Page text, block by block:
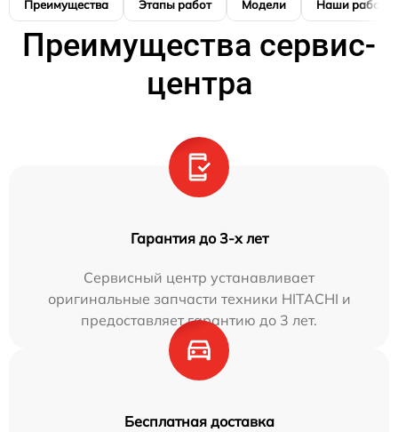
Преимущества Этапы работ Модели Наши работы
Преимущества сервис-
центра
Гарантия до 3-х лет
Сервисный центр устанавливает
оригинальные запчасти техники HITACHI и
предоставляет гарантию до 3 лет.
Бесплатная доставка